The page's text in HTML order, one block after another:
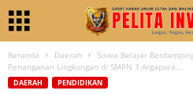
Beranda Daerah
Siswa Belajar
Penanganan Lingkungan di SMPN 3 Argapura...
DAERAH PENDIDIKAN